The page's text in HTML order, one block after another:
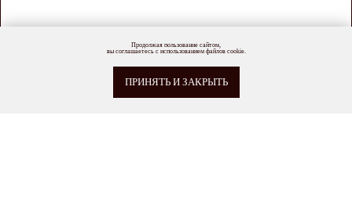
Продолжая пользование сайтом,
вы соглашаетесь с использованием файлов cookie.
ПРИНЯТЬ И ЗАКРЫТЬ